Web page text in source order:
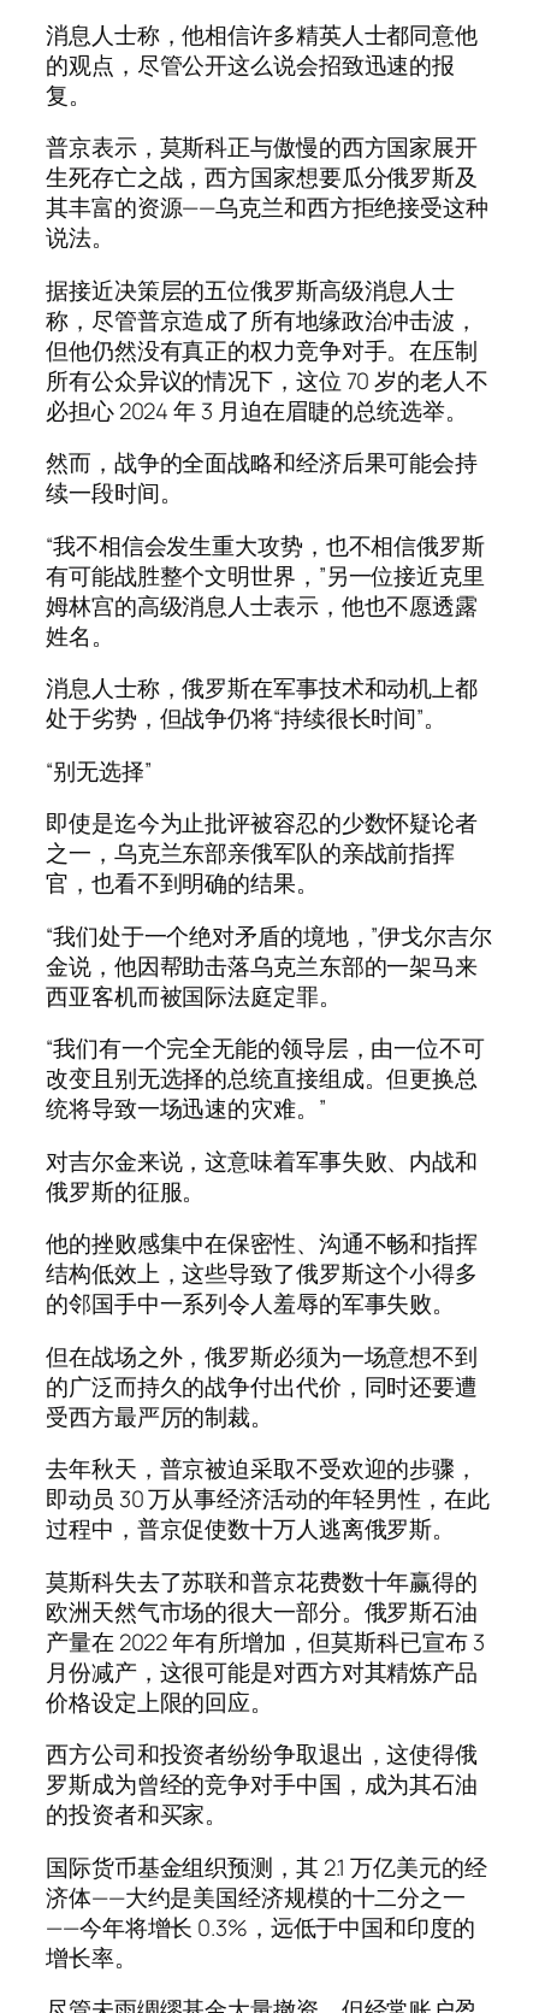
消息人士称，他相信许多精英人士都同意他
的观点，尽管公开这么说会招致迅速的报
复。
普京表示，莫斯科正与傲慢的西方国家展开
生死存亡之战，西方国家想要瓜分俄罗斯及
其丰富的资源——乌克兰和西方拒绝接受这种
说法。
据接近决策层的五位俄罗斯高级消息人士
称，尽管普京造成了所有地缘政治冲击波，
但他仍然没有真正的权力竞争对手。在压制
所有公众异议的情况下，这位 70 岁的老人不
必担心 2024 年 3 月迫在眉睫的总统选举。
然而，战争的全面战略和经济后果可能会持
续一段时间。
“我不相信会发生重大攻势，也不相信俄罗斯
有可能战胜整个文明世界，”另一位接近克里
姆林宫的高级消息人士表示，他也不愿透露
姓名。
消息人士称，俄罗斯在军事技术和动机上都
处于劣势，但战争仍将“持续很长时间”。
“别无选择”
即使是迄今为止批评被容忍的少数怀疑论者
之一，乌克兰东部亲俄军队的亲战前指挥
官，也看不到明确的结果。
“我们处于一个绝对矛盾的境地，”伊戈尔吉尔
金说，他因帮助击落乌克兰东部的一架马来
西亚客机而被国际法庭定罪。
“我们有一个完全无能的领导层，由一位不可
改变且别无选择的总统直接组成。但更换总
统将导致一场迅速的灾难。”
对吉尔金来说，这意味着军事失败、内战和
俄罗斯的征服。
他的挫败感集中在保密性、沟通不畅和指挥
结构低效上，这些导致了俄罗斯这个小得多
的邻国手中一系列令人羞辱的军事失败。
但在战场之外，俄罗斯必须为一场意想不到
的广泛而持久的战争付出代价，同时还要遭
受西方最严厉的制裁。
去年秋天，普京被迫采取不受欢迎的步骤，
即动员 30 万从事经济活动的年轻男性，在此
过程中，普京促使数十万人逃离俄罗斯。
莫斯科失去了苏联和普京花费数十年赢得的
欧洲天然气市场的很大一部分。俄罗斯石油
产量在 2022 年有所增加，但莫斯科已宣布 3
月份减产，这很可能是对西方对其精炼产品
价格设定上限的回应。
西方公司和投资者纷纷争取退出，这使得俄
罗斯成为曾经的竞争对手中国，成为其石油
的投资者和买家。
国际货币基金组织预测，其 2.1 万亿美元的经
济体——大约是美国经济规模的十二分之一
——今年将增长 0.3%，远低于中国和印度的
增长率。